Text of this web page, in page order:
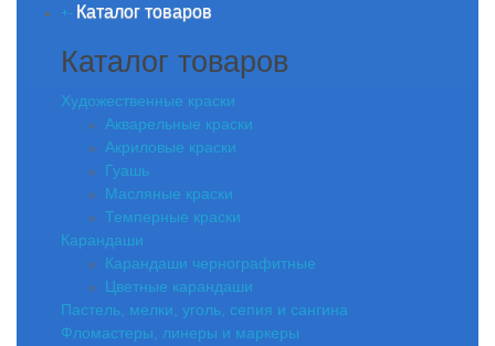
+- Каталог товаров
Каталог товаров
Художественные краски
Акварельные краски
Акриловые краски
Гуашь
Масляные краски
Темперные краски
Карандаши
Карандаши чернографитные
Цветные карандаши
Пастель, мелки, уголь, сепия и сангина
Фломастеры, линеры и маркеры